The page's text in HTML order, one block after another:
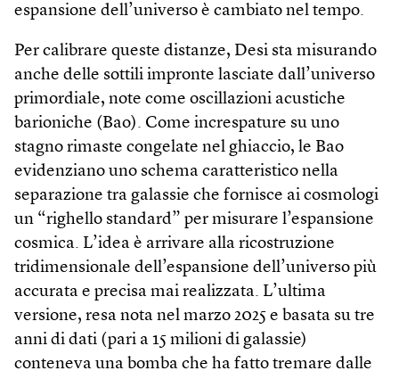
espansione dell’universo è cambiato nel tempo.
Per calibrare queste distanze, Desi sta misurando
anche delle sottili impronte lasciate dall’universo
primordiale, note come oscillazioni acustiche
barioniche (Bao). Come increspature su uno
stagno rimaste congelate nel ghiaccio, le Bao
evidenziano uno schema caratteristico nella
separazione tra galassie che fornisce ai cosmologi
un “righello standard” per misurare l’espansione
cosmica. L’idea è arrivare alla ricostruzione
tridimensionale dell’espansione dell’universo più
accurata e precisa mai realizzata. L’ultima
versione, resa nota nel marzo 2025 e basata su tre
anni di dati (pari a 15 milioni di galassie)
conteneva una bomba che ha fatto tremare dalle